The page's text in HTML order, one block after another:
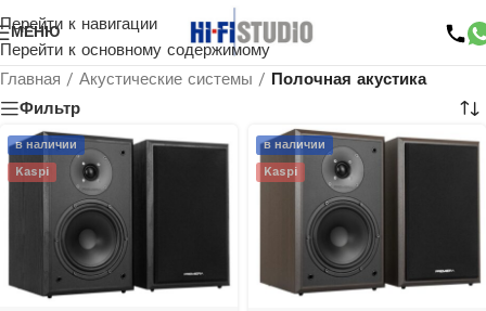
Перейти к навигации
Перейти к основному содержимому
МЕНЮ
Главная / Акустические системы / Полочная акустика
Фильтр
Kaspi
в наличии
Kaspi
в наличии